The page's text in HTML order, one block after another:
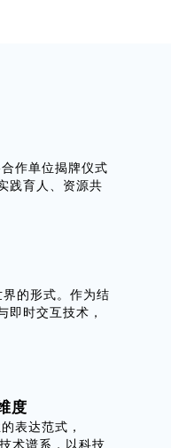
作单位揭牌仪式
践育人、资源共
的形式。作为结
即时交互技术，
度
表达范式，
术谱系，以科技